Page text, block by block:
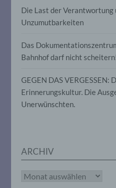
Die Last der Verantwortung
Unzumutbarkeiten
Das
Bahnhof darf nicht
GEGEN DAS VERGESSEN:
Erinnerungskultur. Die
Unerwünschten.
ARCHIV
Archiv
Verarbeitung
juristische
oder andere
Sind die Zwecke
Verarbeitung
Unionsrecht oder
Mitgliedstaaten